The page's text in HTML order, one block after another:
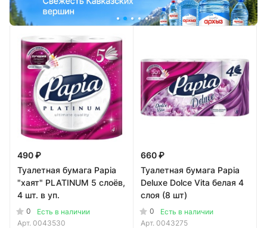
490 ₽
Туалетная бумага Papia
"хаят" PLATINUM 5 слоёв,
4 шт. в уп.
0
Есть в наличии
Арт. 0043530
660 ₽
Туалетная бумага Papia
Deluxe Dolce Vita белая 4
слоя (8 шт)
0
Есть в наличии
Арт. 0043275